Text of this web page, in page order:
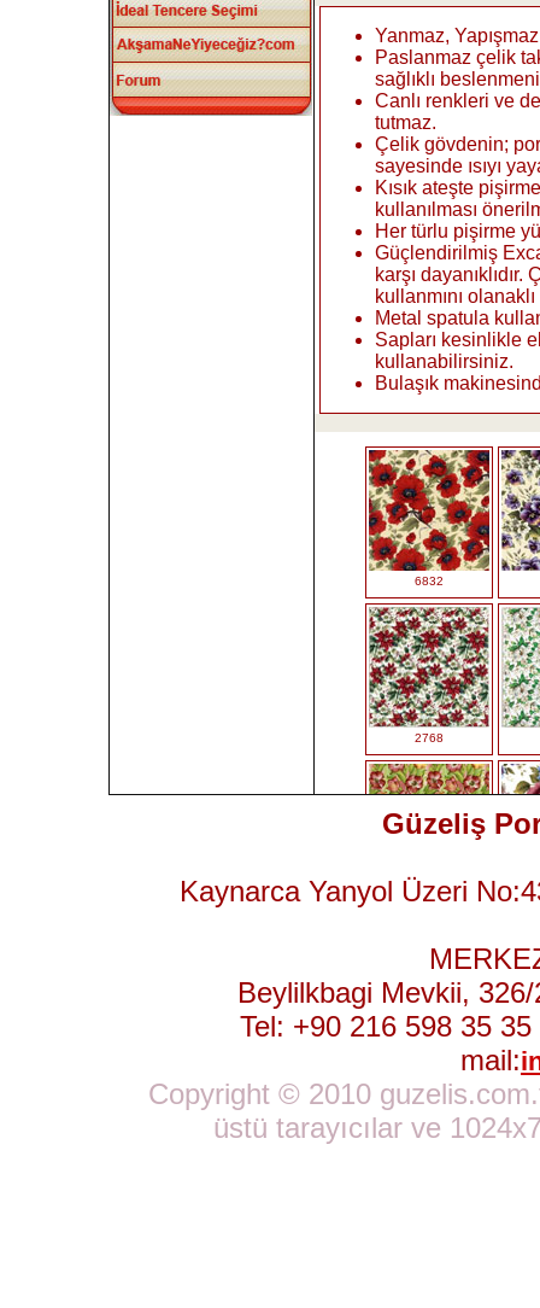
Yanmaz,
Paslanmaz çelik
sağlıklı
Canlı renkleri ve
tutmaz.
Çelik gövdenin;
sayesinde ısıyı
Kısık ateşte
kullanılması
Her türlu pişirme
Güçlendirilmiş
karşı
kullanmını
Metal spatula
Sapları kesinlikle
kullanabilirsiniz.
Bulaşık
6832
2768
2956
Güzeliş
Kaynarca Yanyol Üzeri
Beylilkbagi Mevkii,
Tel: +90 216 598 35
mail:
Copyright © 2010
üstü tarayıcılar ve